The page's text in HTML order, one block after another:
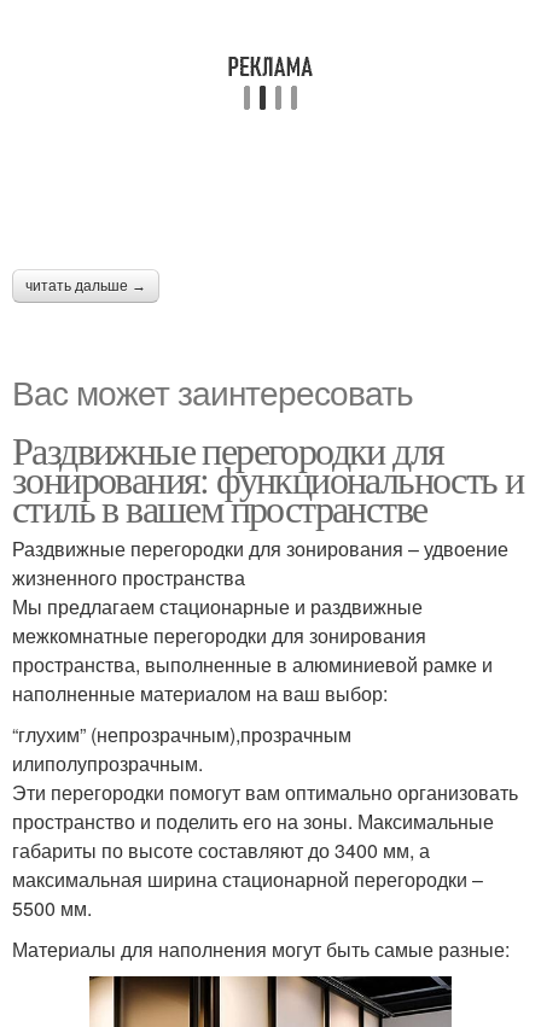
читать дальше →
Вас может заинтересовать
Раздвижные перегородки для
зонирования: функциональность и
стиль в вашем пространстве
Раздвижные перегородки для зонирования – удвоение
жизненного пространства
Мы предлагаем стационарные и раздвижные
межкомнатные перегородки для зонирования
пространства, выполненные в алюминиевой рамке и
наполненные материалом на ваш выбор:
“глухим” (непрозрачным),прозрачным
илиполупрозрачным.
Эти перегородки помогут вам оптимально организовать
пространство и поделить его на зоны. Максимальные
габариты по высоте составляют до 3400 мм, а
максимальная ширина стационарной перегородки –
5500 мм.
Материалы для наполнения могут быть самые разные: